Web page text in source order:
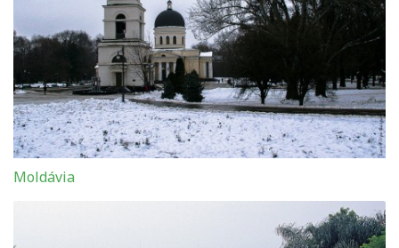
Moldávia